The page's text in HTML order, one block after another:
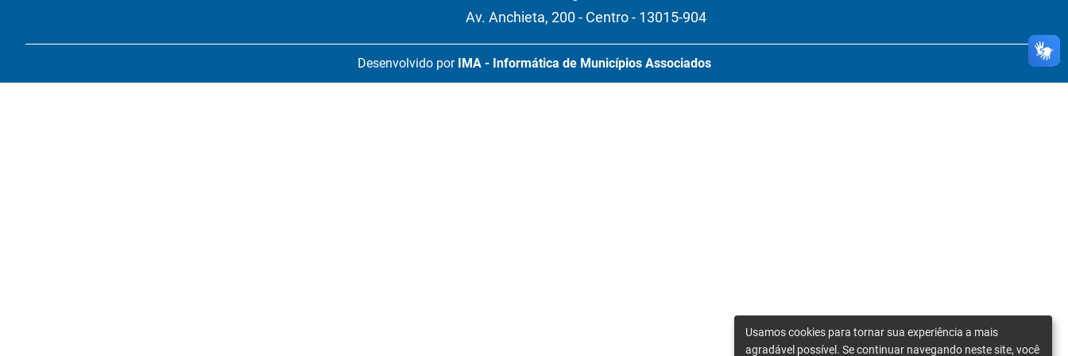
Av. Anchieta, 200 - Centro - 13015-904
Desenvolvido por IMA - Informática de Municípios Associados
Usamos cookies para tornar sua experiência a mais
agradável possível. Se continuar navegando neste site, você